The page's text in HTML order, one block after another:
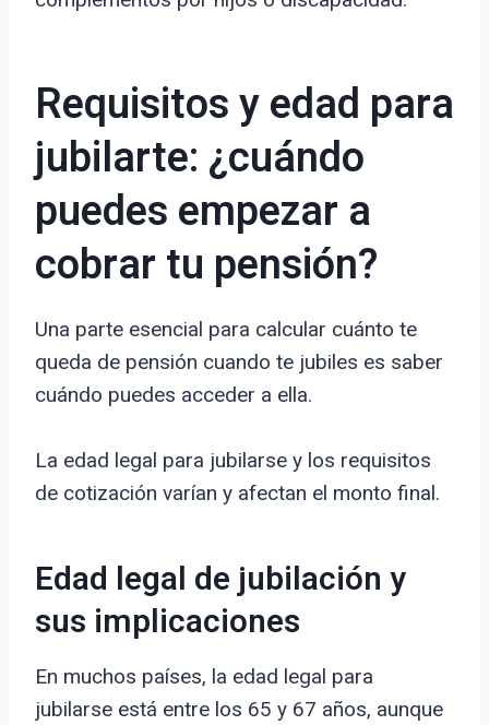
Requisitos y edad para
jubilarte: ¿cuándo
puedes empezar a
cobrar tu pensión?
Una parte esencial para calcular cuánto te
queda de pensión cuando te jubiles es saber
cuándo puedes acceder a ella.
La edad legal para jubilarse y los requisitos
de cotización varían y afectan el monto final.
Edad legal de jubilación y
sus implicaciones
En muchos países, la edad legal para
jubilarse está entre los 65 y 67 años, aunque